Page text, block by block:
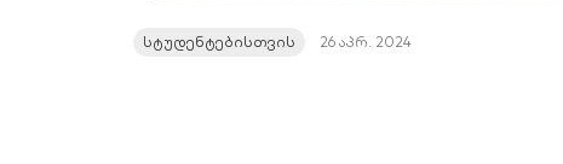
სტუდენტებისთვის 26 აპრ. 2024